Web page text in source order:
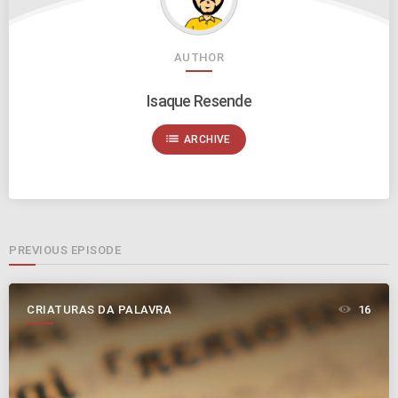
AUTHOR
Isaque Resende
list ARCHIVE
PREVIOUS EPISODE
CRIATURAS DA PALAVRA 16